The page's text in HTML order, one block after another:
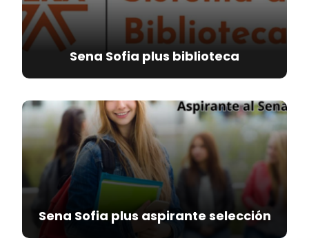
Sena Sofia plus biblioteca
Sena Sofia plus aspirante selección